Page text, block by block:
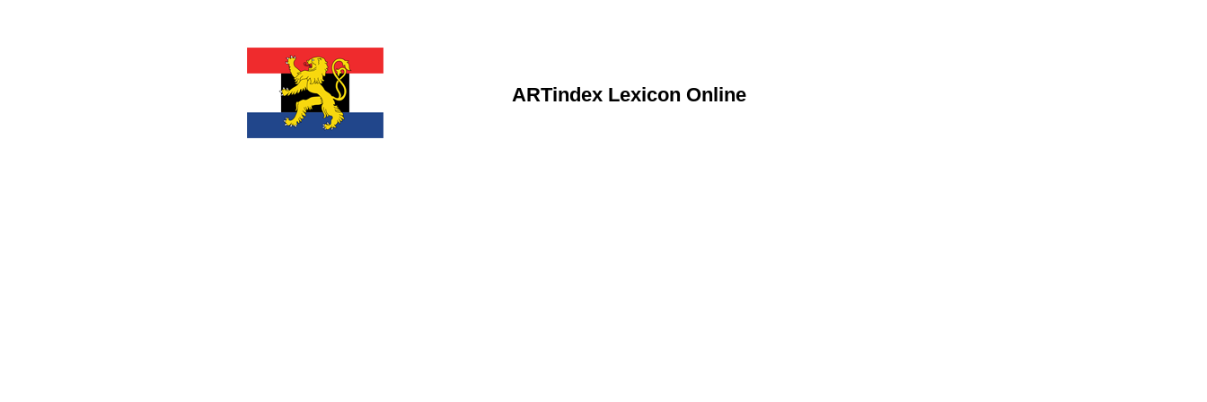
ARTindex Lexicon Online